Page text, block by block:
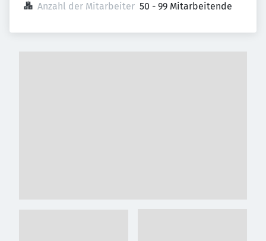
Anzahl der Mitarbeiter 50 - 99 Mitarbeitende